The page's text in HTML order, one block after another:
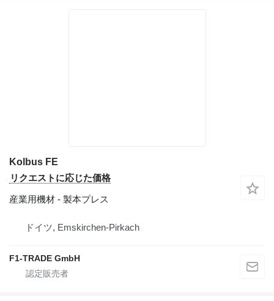
Kolbus FE
リクエストに応じた価格
産業用機材 - 製本プレス
ドイツ, Emskirchen-Pirkach
F1-TRADE GmbH